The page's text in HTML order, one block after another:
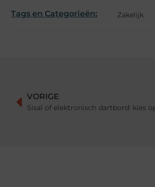
Tags en Categorieën: Zakelijk
VORIGE
Sisal of elektronisch dartbord: kies